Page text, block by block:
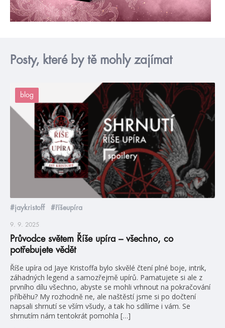
Posty, které by tě mohly zajímat
blog
#jaykristoff #říšeupíra
9. 9. 2025
Průvodce světem Říše upíra – všechno, co
potřebujete vědět
Říše upíra od Jaye Kristoffa bylo skvělé čtení plné boje, intrik,
záhadných legend a samozřejmě upírů. Pamatujete si ale z
prvního dílu všechno, abyste se mohli vrhnout na pokračování
příběhu? My rozhodně ne, ale naštěstí jsme si po dočtení
napsali shrnutí se vším všudy, a tak ho sdílíme i vám. Se
shrnutím nám tentokrát pomohla […]